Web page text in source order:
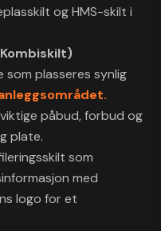
og HMS-skilt i
plasseres synlig
påbud, forbud og
plate.
som
med
logo for et